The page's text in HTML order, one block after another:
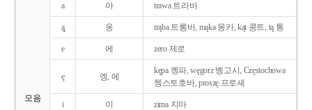
모음
a 아 trawa 트라바
ą̨ 옹 trąba 트롱바, mąka 몽카, kąt 콩트, tą 통
e 에 zero 제로
ę 엥, 에
kępa 켕파, węgorz 벵고시, Częstochowa
쳉스토호바, proszę 프로셰
i 이 zima 지마